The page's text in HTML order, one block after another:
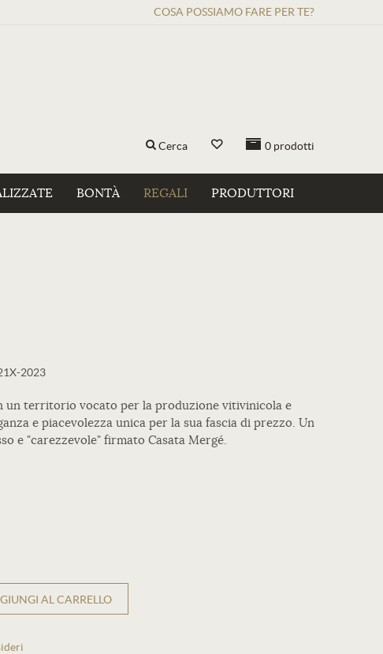
COSA POSSIAMO FARE PER TE?
0 prodotti
Cerca
BONTÀ REGALI PRODUTTORI
2023
un territorio vocato per la produzione vitivinicola e
e piacevolezza unica per la sua fascia di prezzo. Un
e "carezzevole" firmato Casata Mergé.
AL CARRELLO